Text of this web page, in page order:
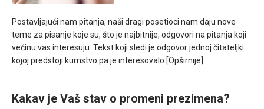
Postavljajući nam pitanja, naši dragi posetioci nam daju nove
teme za pisanje koje su, što je najbitnije, odgovori na pitanja koji
većinu vas interesuju. Tekst koji sledi je odgovor jednoj čitateljki
kojoj predstoji kumstvo pa je interesovalo [Opširnije]
Kakav je Vaš stav o promeni prezimena?